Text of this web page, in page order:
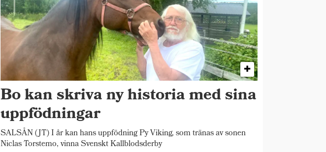
Bo kan skriva ny historia med sina
uppfödningar
SALSÅN (JT) I år kan hans uppfödning Py Viking, som tränas av sonen
Niclas Torstemo, vinna Svenskt Kallblodsderby